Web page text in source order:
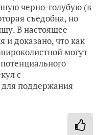
черно-голубую (в
съедобна, но
В настоящее
и доказано, что как
могут
с
для поддержания